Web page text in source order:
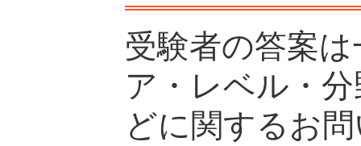
受験者の答案
ア・レベル・
どに関するお